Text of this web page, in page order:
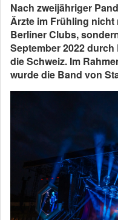
Nach zweijähriger
Ärzte im Frühling
Berliner Clubs,
September 2022
die Schweiz. Im
wurde die Band von